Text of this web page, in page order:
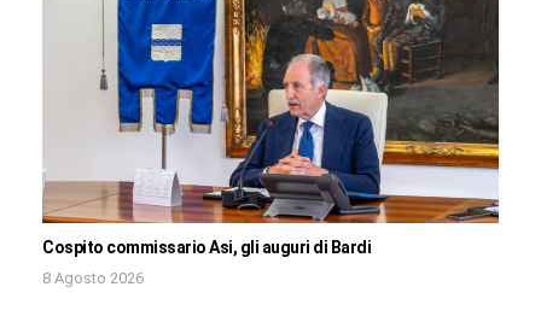
Cospito commissario Asi, gli auguri di Bardi
8 Agosto 2026